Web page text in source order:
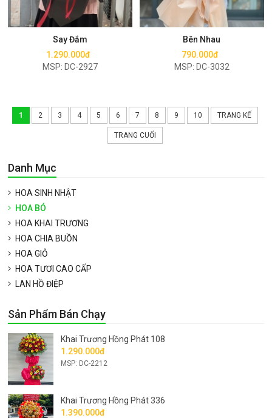
Say Đắm
1.290.000đ
MSP: DC-2927
Mua ngay
Bên Nhau
790.000đ
MSP: DC-3032
Mua ngay
1 2 3 4 5 6 7 8 9 10 TRANG KẾ
TRANG CUỐI
Danh Mục
HOA SINH NHẬT
HOA BÓ
HOA KHAI TRƯƠNG
HOA CHIA BUỒN
HOA GIỎ
HOA TƯƠI CAO CẤP
LAN HỒ ĐIỆP
Sản Phẩm Bán Chạy
Khai Trương Hồng Phát 108
1.290.000đ
MSP: DC-2212
Khai Trương Hồng Phát 336
1.390.000đ